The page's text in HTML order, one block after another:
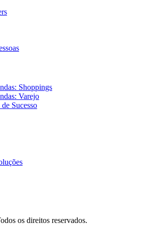
Shoppings
Varejo
Sucesso
os direitos reservados.